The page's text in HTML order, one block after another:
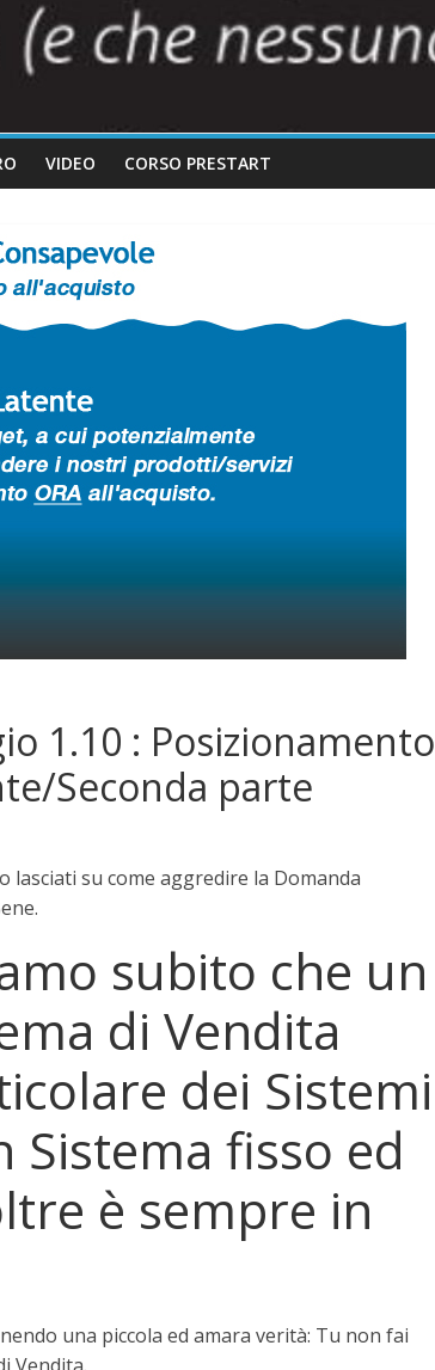
VIDEO CORSO PRESTART
1.10 : Posizionamento
Seconda parte
lasciati su come aggredire la Domanda
subito che un
di Vendita
dei Sistemi
Sistema fisso ed
è sempre in
una piccola ed amara verità: Tu non fai
Vendita.